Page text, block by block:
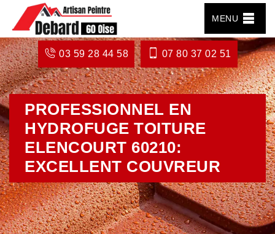
MENU
03 59 28 44 58 07 80 37 02 51
PROFESSIONNEL EN
HYDROFUGE TOITURE
ELENCOURT 60210:
EXCELLENT COUVREUR